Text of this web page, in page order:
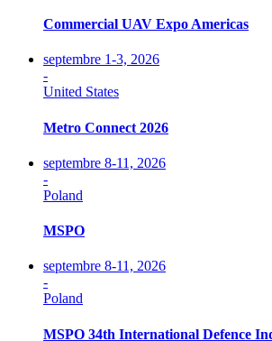
Commercial UAV Expo Americas
septembre 1-3, 2026
-
United States
Metro Connect 2026
septembre 8-11, 2026
-
Poland
MSPO
septembre 8-11, 2026
-
Poland
MSPO 34th International Defence